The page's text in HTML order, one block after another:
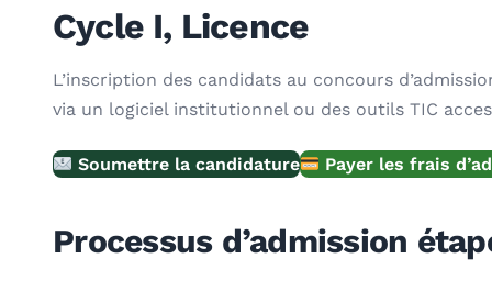
Cycle I, Licence
L’inscription des candidats au concours
via un logiciel institutionnel ou des outils TIC
Soumettre la candidature Payer les frais
Processus d’admission